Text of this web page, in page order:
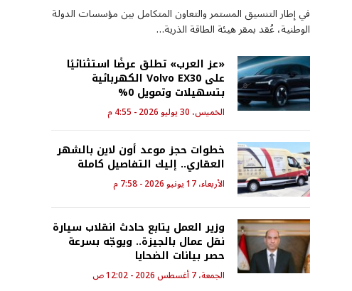
في إطار التنسيق المستمر والتعاون المتكامل بين مؤسسات الدولة
الوطنية، عُقد بمقر هيئة الطاقة الذرية…
«عز العرب» تطلق عرضًا استثنائيًا
على Volvo EX30 الكهربائية
بتسهيلات وتمويل 0%
الخميس، 30 يوليو 2026 - 4:55 م
خطوات حجز موعد أون لاين بالشهر
العقاري.. إليك التفاصيل كاملة
الأربعاء، 17 يونيو 2026 - 7:58 م
وزير العمل يتابع حادث انقلاب سيارة
نقل عمال بالجيزة.. ويوجّه بسرعة
حصر بيانات الضحايا
الجمعة، 7 أغسطس 2026 - 12:02 ص